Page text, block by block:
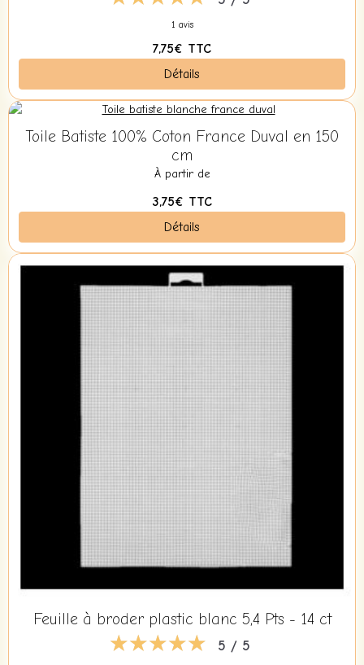
1 avis
7,75€ TTC
Détails
Toile Batiste 100% Coton France Duval en 150
cm
À partir de
3,75€ TTC
Détails
Feuille à broder plastic blanc 5,4 Pts - 14 ct
5 / 5